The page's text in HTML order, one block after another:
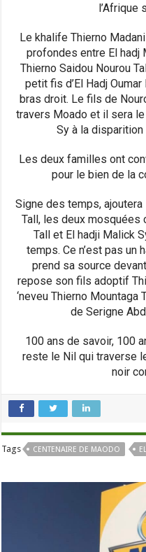
l’Afrique
Le khalife Thierno
profondes entre El
Thierno Saidou Nourou
petit fis d’El Hadj
bras droit. Le fils de
travers Moado et il sera
Sy à la disparition
Les deux familles ont
pour le bien de la
Signe des temps,
Tall, les deux mosquées
Tall et El hadji Malick
temps. Ce n’est pas un
prend sa source
repose son fils adoptif
‘neveu Thierno
de Serigne
100 ans de savoir, 100
reste le Nil qui traverse
noir
Tags CENTENAIRE DE MAODO